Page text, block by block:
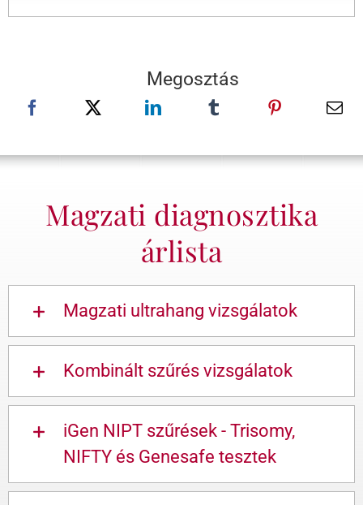
Megosztás
Magzati diagnosztika
árlista
Magzati ultrahang vizsgálatok
Kombinált szűrés vizsgálatok
iGen NIPT szűrések - Trisomy,
NIFTY és Genesafe tesztek